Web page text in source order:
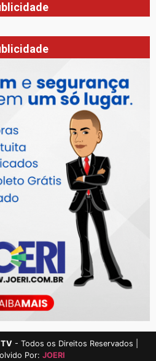
- Todos os Direitos Reservados |
Por: JOERI